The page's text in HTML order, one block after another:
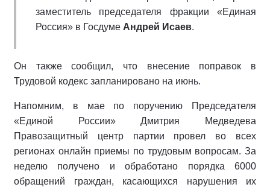
заместитель председателя фракции «Единая
Россия» в Госдуме Андрей Исаев.
Он также сообщил, что внесение поправок в
Трудовой кодекс запланировано на июнь.
Напомним, в мае по поручению Председателя
«Единой России» Дмитрия Медведева
Правозащитный центр партии провел во всех
регионах онлайн приемы по трудовым вопросам. За
неделю получено и обработано порядка 6000
обращений граждан, касающихся нарушения их